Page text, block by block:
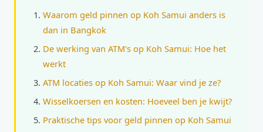
Waarom geld pinnen op Koh Samui anders is
dan in Bangkok
De werking van ATM's op Koh Samui: Hoe het
werkt
ATM locaties op Koh Samui: Waar vind je ze?
Wisselkoersen en kosten: Hoeveel ben je kwijt?
Praktische tips voor geld pinnen op Koh Samui